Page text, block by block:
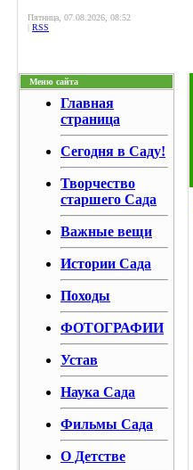
Пятница, 07.08.2026, 08:52
| RSS
Меню сайта
Главная
страница
Сегодня в Саду!
Творчество
старшего Сада
Важные вещи
Истории Сада
Походы
ФОТОГРАФИИ
Устав
Наука Сада
Фильмы Сада
О Детстве